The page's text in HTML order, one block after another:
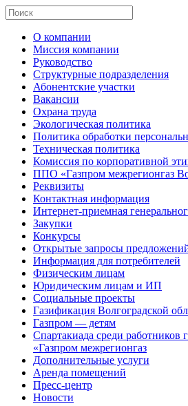
О компании
Миссия компании
Руководство
Структурные подразделения
Абонентские участки
Вакансии
Охрана труда
Экологическая политика
Политика обработки
Техническая политика
Комиссия по корпоративной
ППО «Газпром межрегионгаз
Реквизиты
Контактная информация
Интернет-приемная
Закупки
Конкурсы
Открытые запросы
Информация для потребителей
Физическим лицам
Юридическим лицам и ИП
Социальные проекты
Газификация Волгоградской
Газпром — детям
Спартакиада среди
«Газпром межрегионгаз
Дополнительные услуги
Аренда помещений
Пресс-центр
Новости